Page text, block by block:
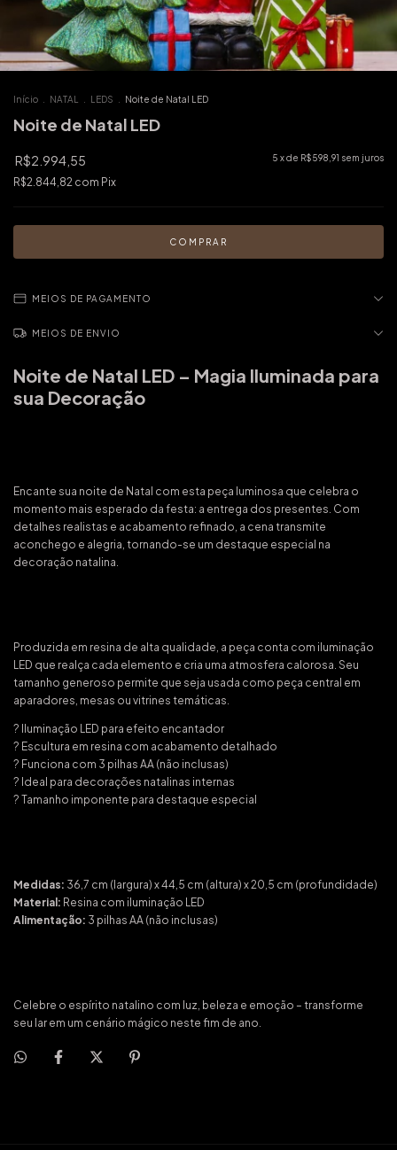
Início NATAL LEDS Noite de Natal LED
Noite de Natal LED
R$2.994,55 5 x de R$598,91 sem juros
R$2.844,82 com Pix
MEIOS DE PAGAMENTO
MEIOS DE ENVIO
Noite de Natal LED – Magia Iluminada para
sua Decoração
Encante sua noite de Natal com esta peça luminosa que celebra o
momento mais esperado da festa: a entrega dos presentes. Com
detalhes realistas e acabamento refinado, a cena transmite
aconchego e alegria, tornando-se um destaque especial na
decoração natalina.
Produzida em resina de alta qualidade, a peça conta com iluminação
LED que realça cada elemento e cria uma atmosfera calorosa. Seu
tamanho generoso permite que seja usada como peça central em
aparadores, mesas ou vitrines temáticas.
? Iluminação LED para efeito encantador
? Escultura em resina com acabamento detalhado
? Funciona com 3 pilhas AA (não inclusas)
? Ideal para decorações natalinas internas
? Tamanho imponente para destaque especial
Medidas: 36,7 cm (largura) x 44,5 cm (altura) x 20,5 cm (profundidade)
Material: Resina com iluminação LED
Alimentação: 3 pilhas AA (não inclusas)
Celebre o espírito natalino com luz, beleza e emoção – transforme
seu lar em um cenário mágico neste fim de ano.